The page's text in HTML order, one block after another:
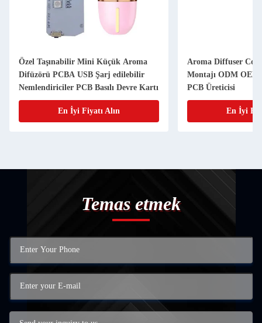
Özel Taşınabilir Mini Küçük Aroma
Difüzörü PCBA USB Şarj edilebilir
Nemlendiriciler PCB Basılı Devre Kartı
En İyi Fiyatı Alın
Aroma Diffuser
Montajı ODM OEM
PCB Üreticisi
En İyi
Temas etmek